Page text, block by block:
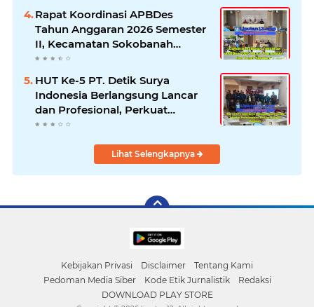
Rapat Koordinasi APBDes
Tahun Anggaran 2026 Semester
II, Kecamatan Sokobanah
Libatkan 12 Desa
HUT Ke-5 PT. Detik Surya
Indonesia Berlangsung Lancar
dan Profesional, Perkuat
Kompetensi Wartawan
Lihat Selengkapnya
Kebijakan Privasi Disclaimer
Tentang Kami
Pedoman Media Siber
Kode Etik Jurnalistik
Redaksi
DOWNLOAD PLAY STORE